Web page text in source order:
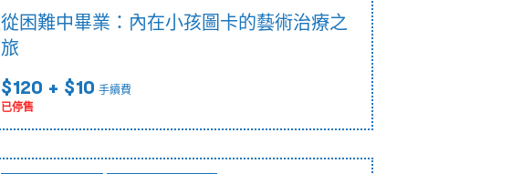
從困難中畢業：內在小孩圖卡的藝術治療之
旅
$120 + $10 手續費
已停售